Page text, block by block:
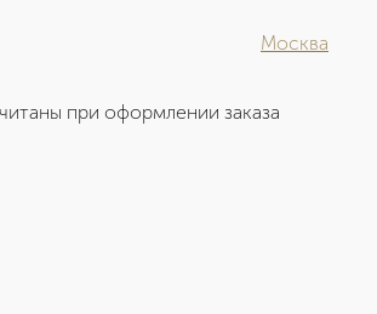
Москва
при оформлении заказа